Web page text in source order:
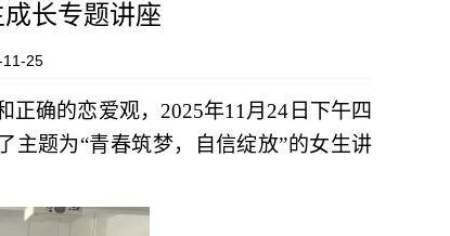
长专题讲座
11-25
确的恋爱观， 2025年11月24日 下午四
主题为“青春筑梦， 自信绽放”的女生讲